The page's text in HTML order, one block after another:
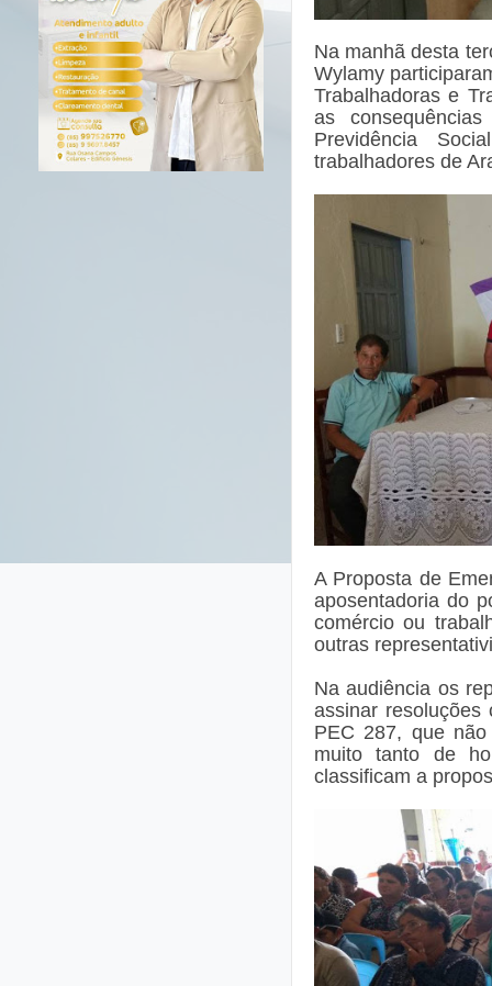
Na manhã desta
Wylamy
Trabalhadoras e
as
Previdência
trabalhadores de
A Proposta de
aposentadoria do
comércio ou
outras
Na audiência os
assinar resoluções
PEC 287, que
muito tanto de
classificam a